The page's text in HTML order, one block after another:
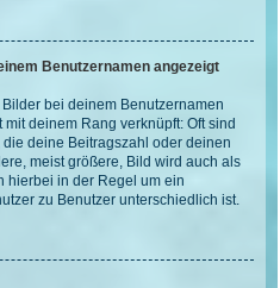
Benutzernamen angezeigt
bei deinem Benutzernamen
deinem Rang verknüpft: Oft sind
deine Beitragszahl oder deinen
meist größere, Bild wird auch als
hierbei in der Regel um ein
zu Benutzer unterschiedlich ist.